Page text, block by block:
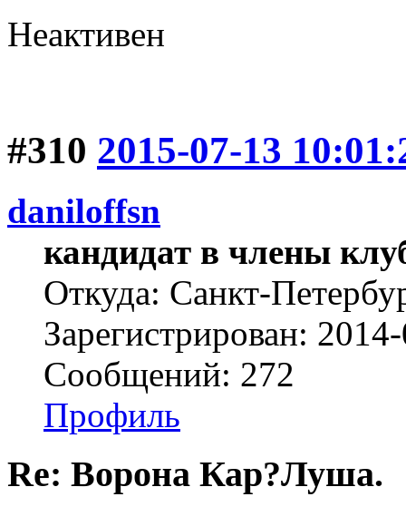
Неактивен
#310 2015-07-13
daniloffsn
кандидат в члены
Откуда: Санкт-
Зарегистрирован:
Сообщений: 272
Профиль
Re: Ворона Кар?Луша.